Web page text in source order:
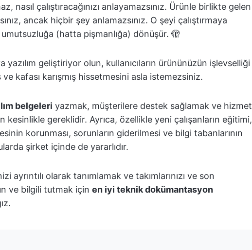
nasıl çalıştıracağınızı anlayamazsınız. Ürünle birlikte gelen
ancak hiçbir şey anlamazsınız. O şeyi çalıştırmaya
umutsuzluğa (hatta pişmanlığa) dönüşür. 🫣
geliştiriyor olun, kullanıcıların ürününüzün işlevselliği
kafası karışmış hissetmesini asla istemezsiniz.
belgeleri yazmak, müşterilere destek sağlamak ve hizmet
kesinlikle gereklidir. Ayrıca, özellikle yeni çalışanların eğitimi,
korunması, sorunların giderilmesi ve bilgi tabanlarının
şirket içinde de yararlıdır.
ayrıntılı olarak tanımlamak ve takımlarınızı ve son
ve bilgili tutmak için en iyi teknik dokümantasyon